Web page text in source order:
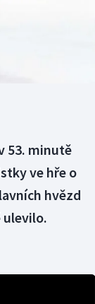
53. minutě
ve hře o
hvězd
ulevilo.